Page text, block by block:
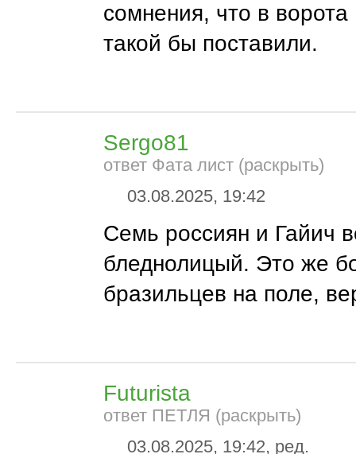
сомнения, что в
такой бы поставили.
Sergo81
ответ Фата лист (раскрыть)
03.08.2025, 19:42
Семь россиян и Гайич
бледнолицый. Это же
бразильцев на поле,
Futurista
ответ ПЕТЛЯ (раскрыть)
03.08.2025, 19:42, ред.